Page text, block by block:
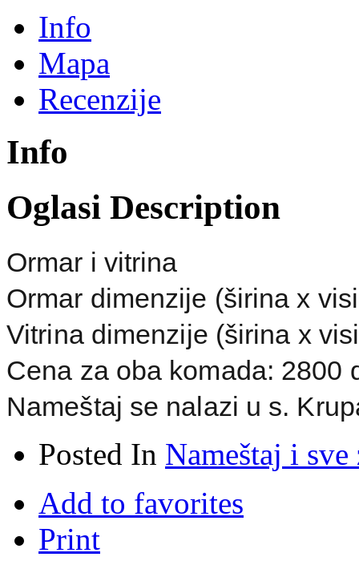
Info
Mapa
Recenzije
Info
Oglasi Description
Ormar i vitrina
Ormar dimenzije (širina x
Vitrina dimenzije (širina x
Cena za oba komada: 2800
Nameštaj se nalazi u s.
Posted In Nameštaj i sve
Add to favorites
Print